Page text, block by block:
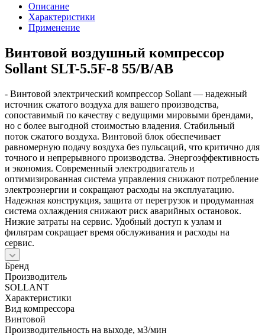
Описание
Характеристики
Применение
Винтовой воздушный компрессор
Sollant SLT-5.5F-8 55/B/AB
- Винтовой электрический компрессор Sollant — надежный
источник сжатого воздуха для вашего производства,
сопоставимый по качеству с ведущими мировыми брендами,
но с более выгодной стоимостью владения. Стабильный
поток сжатого воздуха. Винтовой блок обеспечивает
равномерную подачу воздуха без пульсаций, что критично для
точного и непрерывного производства. Энергоэффективность
и экономия. Современный электродвигатель и
оптимизированная система управления снижают потребление
электроэнергии и сокращают расходы на эксплуатацию.
Надежная конструкция, защита от перегрузок и продуманная
система охлаждения снижают риск аварийных остановок.
Низкие затраты на сервис. Удобный доступ к узлам и
фильтрам сокращает время обслуживания и расходы на
сервис.
Бренд
Производитель
SOLLANT
Характеристики
Вид компрессора
Винтовой
Производительность на выходе, м3/мин